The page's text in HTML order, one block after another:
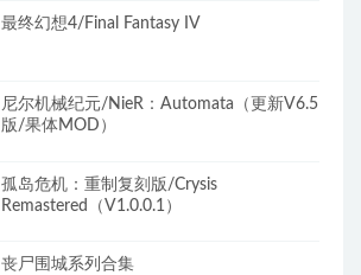
最终幻想4/Final Fantasy IV
尼尔机械纪元/NieR：Automata（更新V6.5
版/果体MOD）
孤岛危机：重制复刻版/Crysis
Remastered（V1.0.0.1）
丧尸围城系列合集